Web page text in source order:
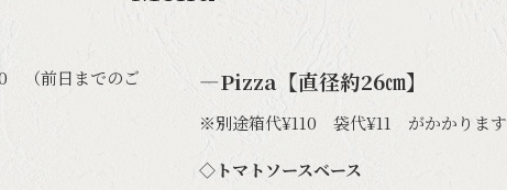
（前日までのご
―Pizza【直径約26㎝】
※別途箱代¥110 袋代¥11 がかかります
◇トマトソースベース